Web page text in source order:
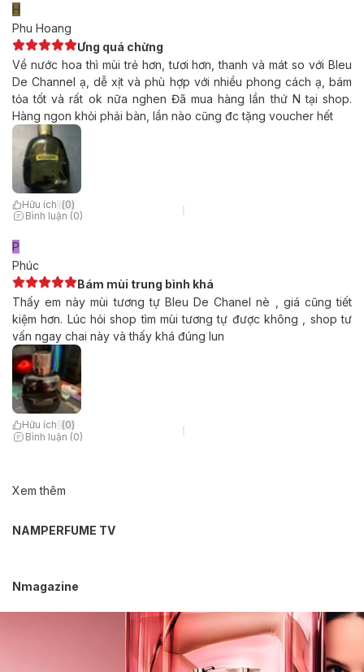
H
Phu Hoang
Ưng quá chừng
Về nước hoa thì mùi trẻ hơn, tươi hơn, thanh và mát so với Bleu
De Channel ạ, dễ xịt và phù hợp với nhiều phong cách ạ, bám
tỏa tốt và rất ok nữa nghen Đã mua hàng lần thứ N tại shop.
Hàng ngon khỏi phải bàn, lần nào cũng đc tặng voucher hết
Hữu ích (0)
Bình luận (0)
P
Phúc
Bám mùi trung bình khá
Thấy em này mùi tương tự Bleu De Chanel nè , giá cũng tiết
kiệm hơn. Lúc hỏi shop tìm mùi tương tự được không , shop tư
vấn ngay chai này và thấy khá đúng lun
Hữu ích (0)
Bình luận (0)
Xem thêm
NAMPERFUME TV
Nmagazine